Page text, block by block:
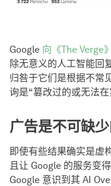
Google 向《The Verge》
除无意义的人工智能回
归咎于它们是根据不常
询是“篡改过的或无法在
广告是不可缺
即使有些结果确实是虚
且让 Google 的服务变
Google 意识到其 AI